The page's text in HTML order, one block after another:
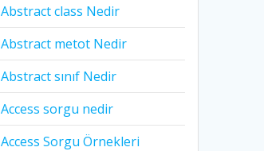
Abstract class Nedir
Abstract metot Nedir
Abstract sınıf Nedir
Access sorgu nedir
Access Sorgu Örnekleri